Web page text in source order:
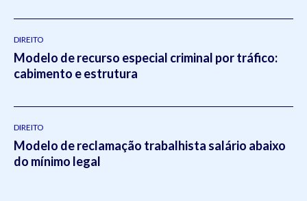
DIREITO
Modelo de recurso especial criminal por tráfico:
cabimento e estrutura
DIREITO
Modelo de reclamação trabalhista salário abaixo
do mínimo legal